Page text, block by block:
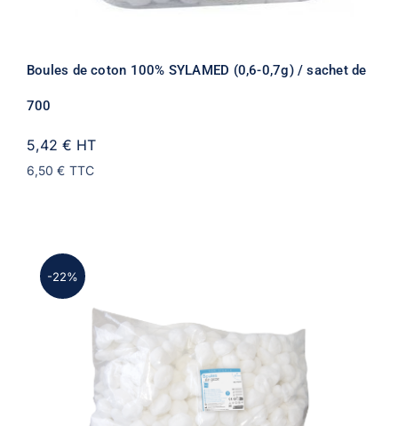
Boules de coton 100% SYLAMED (0,6-0,7g) / sachet de
700
5,42 € HT
6,50 € TTC
-22%